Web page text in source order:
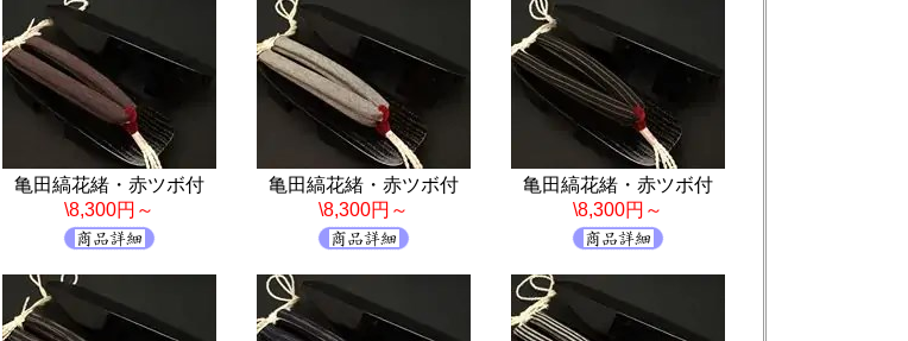
亀田縞花緒・赤ツボ付
\8,300円～
亀田縞花緒・赤ツボ付
\8,300円～
亀田縞花緒・赤ツボ付
\8,300円～